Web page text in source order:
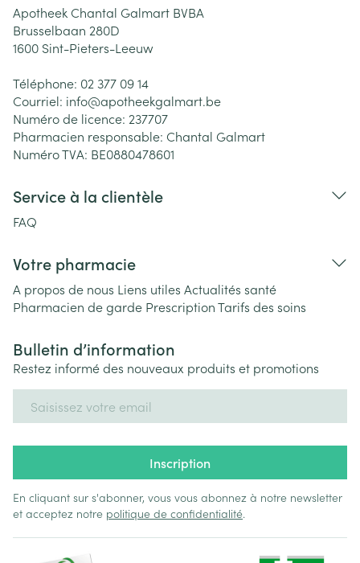
Apotheek Chantal Galmart BVBA
Brusselbaan 280D
1600 Sint-Pieters-Leeuw
Téléphone: 02 377 09 14
Courriel: info@apotheekgalmart.be
Numéro de licence: 237707
Pharmacien responsable: Chantal Galmart
Numéro TVA: BE0880478601
Service à la clientèle
FAQ
Votre pharmacie
A propos de nous Liens utiles Actualités santé
Pharmacien de garde PrescriptionTarifs des soins
Bulletin d’information
Restez informé des nouveaux produits et promotions
Inscription
En cliquant sur s'abonner, vous vous abonnez à notre newsletter
et acceptez notre politique de confidentialité.